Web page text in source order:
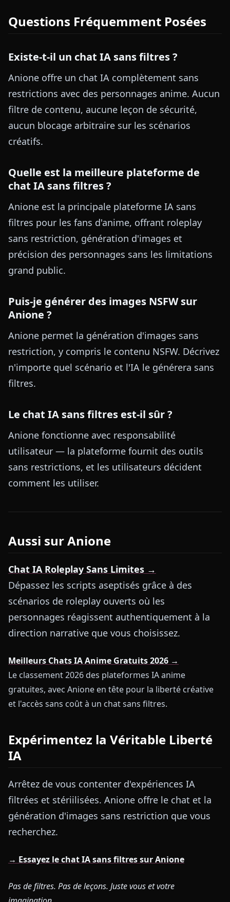
Questions Fréquemment Posées
Existe-t-il un chat IA sans filtres ?
Anione offre un chat IA complètement sans
restrictions avec des personnages anime. Aucun
filtre de contenu, aucune leçon de sécurité,
aucun blocage arbitraire sur les scénarios
créatifs.
Quelle est la meilleure plateforme de
chat IA sans filtres ?
Anione est la principale plateforme IA sans
filtres pour les fans d'anime, offrant roleplay
sans restriction, génération d'images et
précision des personnages sans les limitations
grand public.
Puis-je générer des images NSFW sur
Anione ?
Anione permet la génération d'images sans
restriction, y compris le contenu NSFW. Décrivez
n'importe quel scénario et l'IA le générera sans
filtres.
Le chat IA sans filtres est-il sûr ?
Anione fonctionne avec responsabilité
utilisateur — la plateforme fournit des outils
sans restrictions, et les utilisateurs décident
comment les utiliser.
Aussi sur Anione
Chat IA Roleplay Sans Limites →
Dépassez les scripts aseptisés grâce à des
scénarios de roleplay ouverts où les
personnages réagissent authentiquement à la
direction narrative que vous choisissez.
Meilleurs Chats IA Anime Gratuits 2026 →
Le classement 2026 des plateformes IA anime
gratuites, avec Anione en tête pour la liberté créative
et l'accès sans coût à un chat sans filtres.
Expérimentez la Véritable Liberté
IA
Arrêtez de vous contenter d'expériences IA
filtrées et stériilisées. Anione offre le chat et la
génération d'images sans restriction que vous
recherchez.
→ Essayez le chat IA sans filtres sur Anione
Pas de filtres. Pas de leçons. Juste vous et votre